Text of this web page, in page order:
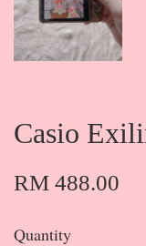
Casio
RM 488.00
Quantity